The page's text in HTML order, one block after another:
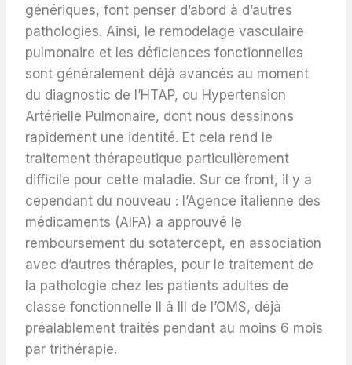
génériques, font penser d’abord à d’autres
pathologies. Ainsi, le remodelage vasculaire
pulmonaire et les déficiences fonctionnelles
sont généralement déjà avancés au moment
du diagnostic de l’HTAP, ou Hypertension
Artérielle Pulmonaire, dont nous dessinons
rapidement une identité. Et cela rend le
traitement thérapeutique particulièrement
difficile pour cette maladie. Sur ce front, il y a
cependant du nouveau : l’Agence italienne des
médicaments (AIFA) a approuvé le
remboursement du sotatercept, en association
avec d’autres thérapies, pour le traitement de
la pathologie chez les patients adultes de
classe fonctionnelle II à III de l’OMS, déjà
préalablement traités pendant au moins 6 mois
par trithérapie.